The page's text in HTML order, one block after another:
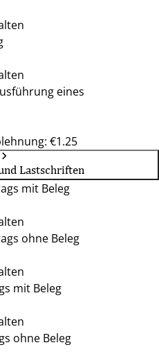
eines
€1.25
Lastschriften
mit Beleg
ohne Beleg
mit Beleg
ohne Beleg